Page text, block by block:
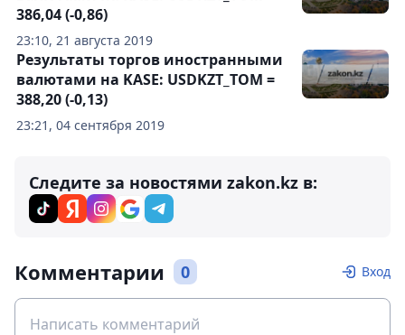
23:10, 21 августа 2019
386,04 (-0,86)
23:21, 04 сентября 2019
Результаты торгов иностранными
валютами на KASE: USDKZT_TOM =
388,20 (-0,13)
Следите за новостями zakon.kz в:
Комментарии 0 Вход